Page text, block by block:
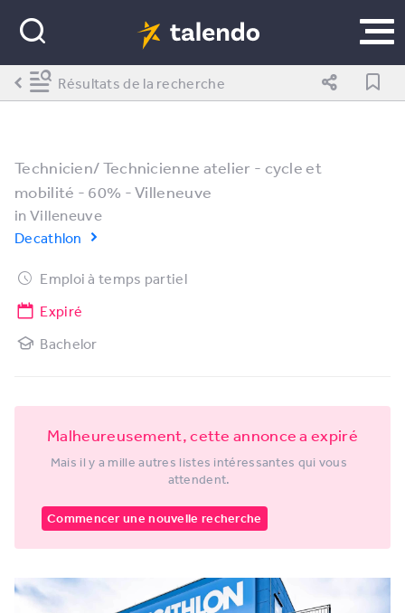
Technicien/ Technicienne atelier - cycle et
mobilité - 60% - Villeneuve
inVilleneuve
Decathlon
Emploi à temps partiel
Expiré
Bachelor
Malheureusement, cette annonce a expiré
Mais il y a mille autres listes intéressantes qui vous
attendent.
Commencer une nouvelle recherche
Résultats de la recherche